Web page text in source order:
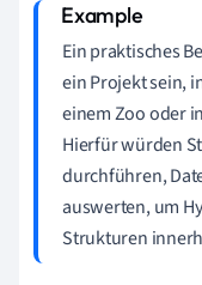
Ein praktisches
ein Projekt sein,
einem Zoo oder
Hierfür würden
durchführen,
auswerten, um
Strukturen